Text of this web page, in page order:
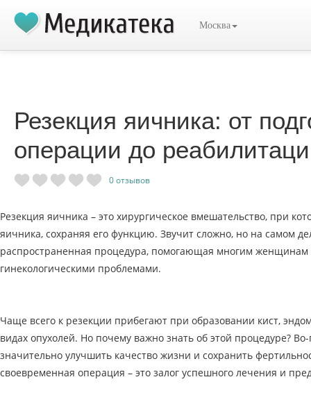
Москва
Резекция яичника: от
операции до
0отзывов
Резекция яичника – это хирургическое вмешательство, при
яичника, сохраняя его функцию. Звучит сложно, но на самом
распространенная процедура, помогающая многим женщинам
гинекологическими проблемами.
Чаще всего к резекции прибегают при образовании кист,
видах опухолей. Но почему важно знать об этой процедуре?
значительно улучшить качество жизни и сохранить
своевременная операция – это залог успешного лечения и